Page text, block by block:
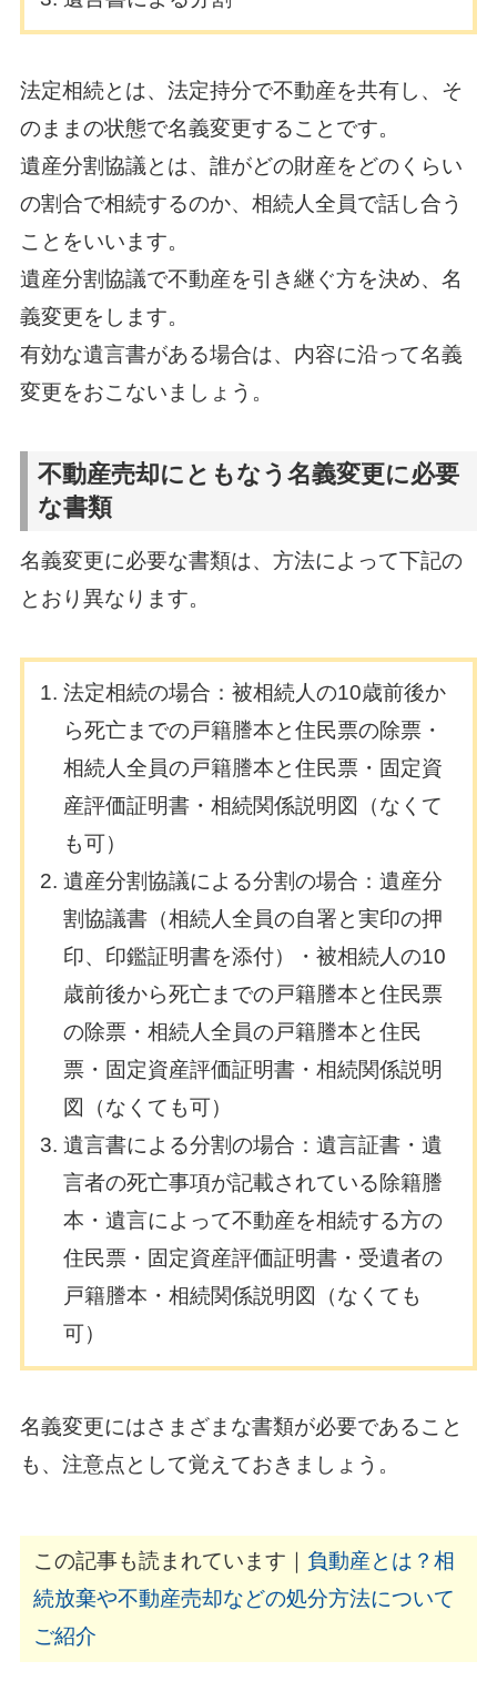
法定相続とは、法定持分で不動産を共有し、そ
のままの状態で名義変更することです。
遺産分割協議とは、誰がどの財産をどのくらい
の割合で相続するのか、相続人全員で話し合う
ことをいいます。
遺産分割協議で不動産を引き継ぐ方を決め、名
義変更をします。
有効な遺言書がある場合は、内容に沿って名義
変更をおこないましょう。
不動産売却にともなう名義変更に必要
な書類
名義変更に必要な書類は、方法によって下記の
とおり異なります。
法定相続の場合：被相続人の10歳前後か
ら死亡までの戸籍謄本と住民票の除票・
相続人全員の戸籍謄本と住民票・固定資
産評価証明書・相続関係説明図（なくて
も可）
遺産分割協議による分割の場合：遺産分
割協議書（相続人全員の自署と実印の押
印、印鑑証明書を添付）・被相続人の10
歳前後から死亡までの戸籍謄本と住民票
の除票・相続人全員の戸籍謄本と住民
票・固定資産評価証明書・相続関係説明
図（なくても可）
遺言書による分割の場合：遺言証書・遺
言者の死亡事項が記載されている除籍謄
本・遺言によって不動産を相続する方の
住民票・固定資産評価証明書・受遺者の
戸籍謄本・相続関係説明図（なくても
可）
名義変更にはさまざまな書類が必要であること
も、注意点として覚えておきましょう。
この記事も読まれています｜ 負動産とは？相
続放棄や不動産売却などの処分方法について
ご紹介